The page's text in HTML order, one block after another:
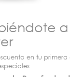
en tu